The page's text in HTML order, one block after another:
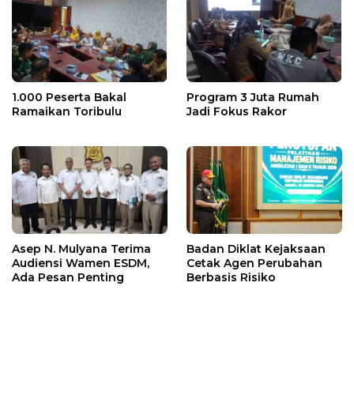
1.000 Peserta Bakal
Ramaikan Toribulu
Program 3 Juta Rumah
Jadi Fokus Rakor
Asep N. Mulyana Terima
Audiensi Wamen ESDM,
Ada Pesan Penting
Badan Diklat Kejaksaan
Cetak Agen Perubahan
Berbasis Risiko